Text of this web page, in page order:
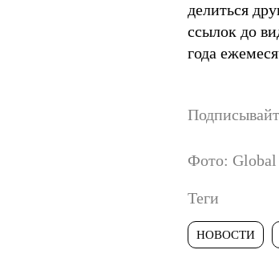
делиться
ссылок до
года
Фото: Global
Теги
НОВОСТИ